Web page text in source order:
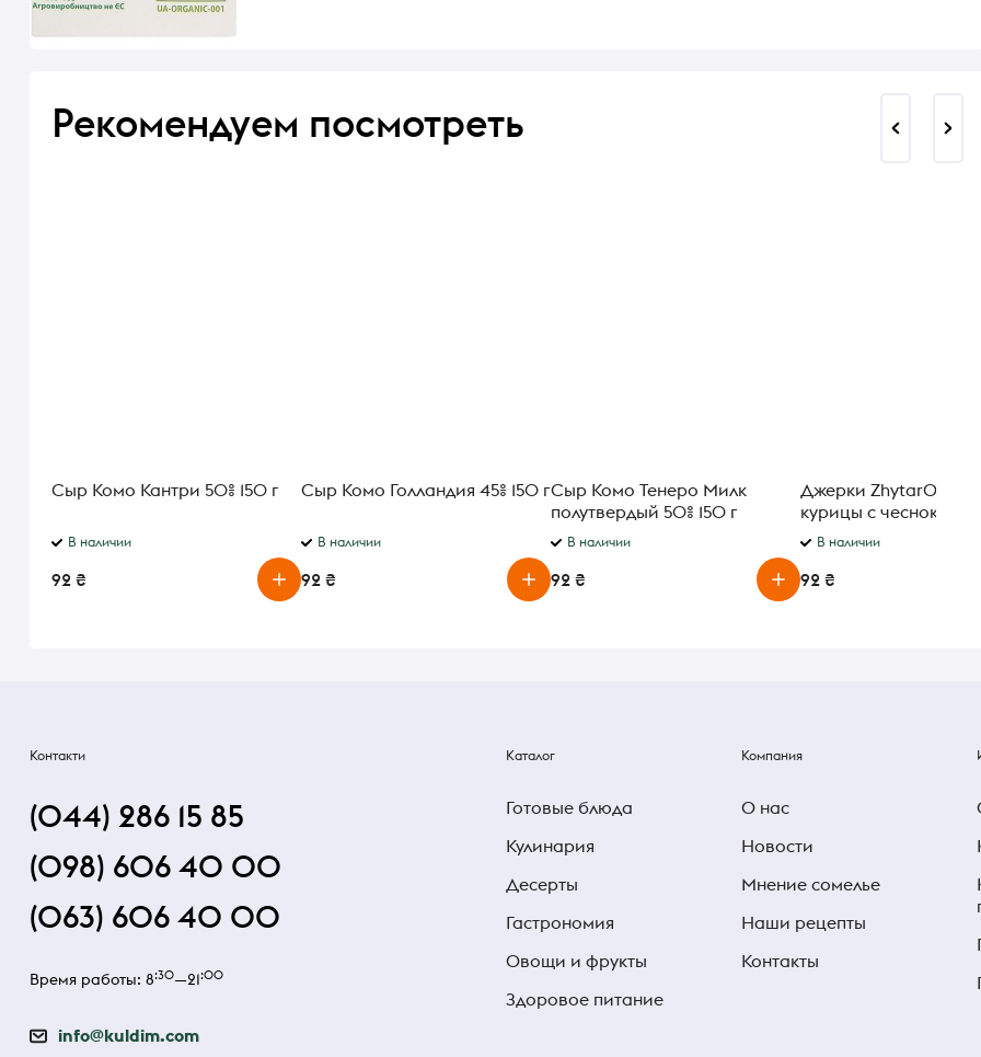
Рекомендуем посмотреть
Сыр Комо Кантри 50% 150 г
В наличии
92 ₴
Сыр Комо Голландия 45% 150 г
В наличии
92 ₴
Сыр Комо Тенеро Милк
полутвердый 50% 150 г
В наличии
92 ₴
Джерки ZhytarOK мясо
курицы с чесноком 80
В наличии
92 ₴
Контакти
(044) 286 15 85
(098) 606 40 00
(063) 606 40 00
Время работы: 8:30—21:00
info@kuldim.com
Каталог
Готовые блюда
Кулинария
Десерты
Гастрономия
Овощи и фрукты
Здоровое питание
Компания
О нас
Новости
Мнение сомелье
Наши рецепты
Контакты